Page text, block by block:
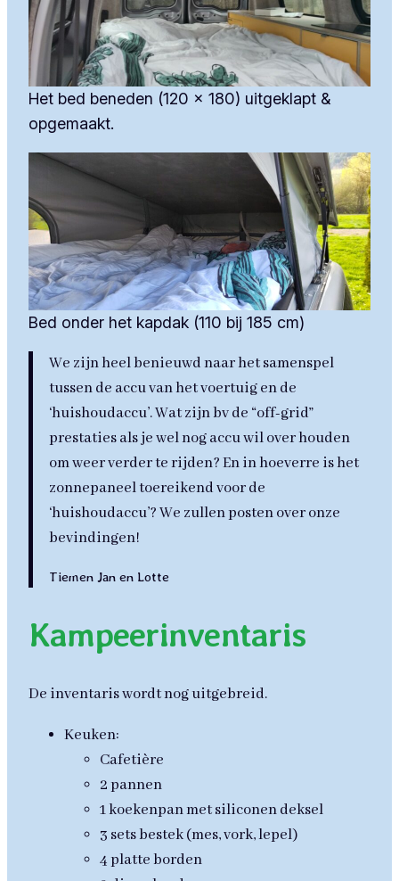
Het bed beneden (120 x 180) uitgeklapt &
opgemaakt.
Bed onder het kapdak (110 bij 185 cm)
We zijn heel benieuwd naar het samenspel
tussen de accu van het voertuig en de
‘huishoudaccu’. Wat zijn bv de “off-grid”
prestaties als je wel nog accu wil over houden
om weer verder te rijden? En in hoeverre is het
zonnepaneel toereikend voor de
‘huishoudaccu’? We zullen posten over onze
bevindingen!
Tiemen Jan en Lotte
Kampeerinventaris
De inventaris wordt nog uitgebreid.
Keuken:
Cafetière
2 pannen
1 koekenpan met siliconen deksel
3 sets bestek (mes, vork, lepel)
4 platte borden